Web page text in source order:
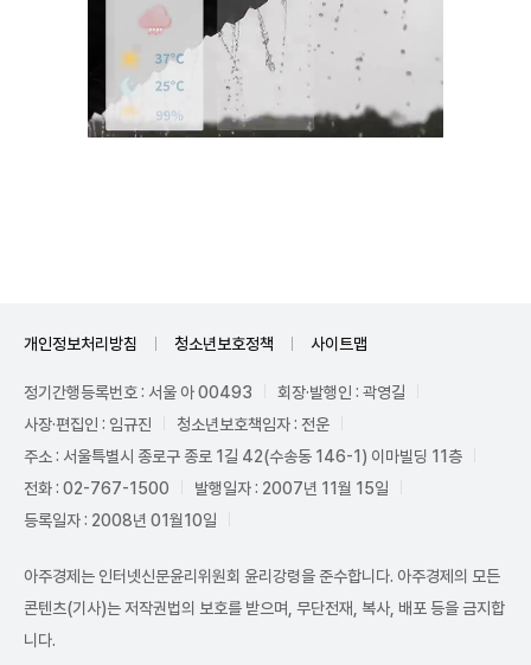
개인정보처리방침 청소년보호정책 사이트맵
정기간행등록번호 : 서울 아 00493
회장·발행인 : 곽영길
사장·편집인 : 임규진
청소년보호책임자 : 전운
주소 : 서울특별시 종로구 종로 1길 42(수송동 146-1) 이마빌딩 11층
전화 : 02-767-1500
발행일자 : 2007년 11월 15일
등록일자 : 2008년 01월10일
아주경제는 인터넷신문윤리위원회 윤리강령을 준수합니다. 아주경제의 모든
콘텐츠(기사)는 저작권법의 보호를 받으며, 무단전재, 복사, 배포 등을 금지합
니다.